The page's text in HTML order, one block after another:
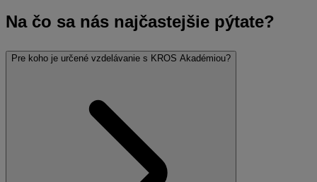
Na čo sa nás najčastejšie pýtate?
Pre koho je určené vzdelávanie s KROS Akadémiou?